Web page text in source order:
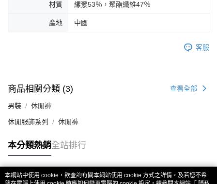
材質 縲縈53％，聚酯纖維47％
產地 中國
客服
商品相關分類 (3) 查看全部
男裝 休閒褲
休閒服飾系列 休閒褲
本分類熱銷全站排行
本網站中使用 cookie，欲查詢有關本網站使用 cookie 方式之詳情，及若您不希